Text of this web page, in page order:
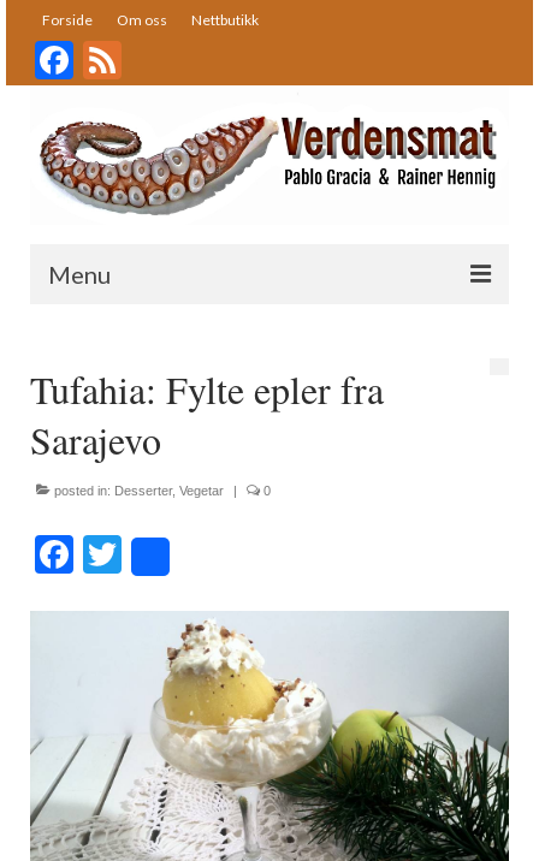
Forside Om oss Nettbutikk
Facebook
Menu
Oppskrifter
Bakst
Desserter
Fisk og skalldyr
Gryteretter
Kjøttretter
Snacks
Supper
Vegetar
Tufahia: Fylte epler fra
Sarajevo
posted in: Desserter, Vegetar | 0
Facebook
Twitter